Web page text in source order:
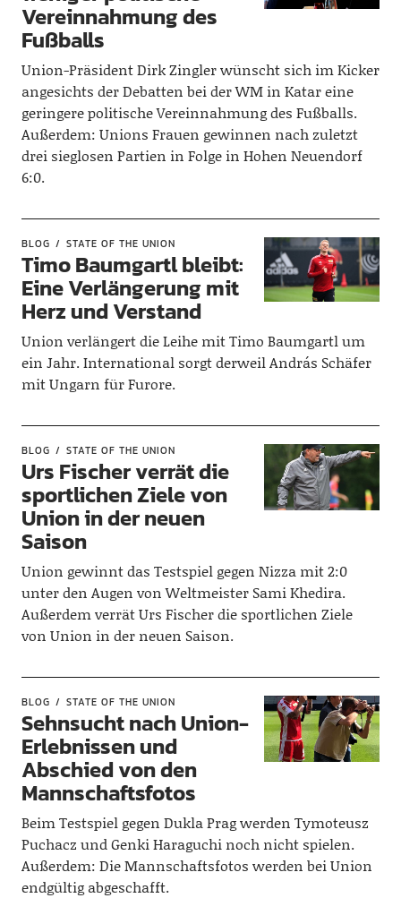
Vereinnahmung des
Fußballs
Union-Präsident Dirk Zingler wünscht sich im Kicker
angesichts der Debatten bei der WM in Katar eine
geringere politische Vereinnahmung des Fußballs.
Außerdem: Unions Frauen gewinnen nach zuletzt
drei sieglosen Partien in Folge in Hohen Neuendorf
6:0.
BLOG STATE OF THE UNION
Timo Baumgartl bleibt:
Eine Verlängerung mit
Herz und Verstand
Union verlängert die Leihe mit Timo Baumgartl um
ein Jahr. International sorgt derweil András Schäfer
mit Ungarn für Furore.
BLOG STATE OF THE UNION
Urs Fischer verrät die
sportlichen Ziele von
Union in der neuen
Saison
Union gewinnt das Testspiel gegen Nizza mit 2:0
unter den Augen von Weltmeister Sami Khedira.
Außerdem verrät Urs Fischer die sportlichen Ziele
von Union in der neuen Saison.
BLOG STATE OF THE UNION
Sehnsucht nach Union-
Erlebnissen und
Abschied von den
Mannschaftsfotos
Beim Testspiel gegen Dukla Prag werden Tymoteusz
Puchacz und Genki Haraguchi noch nicht spielen.
Außerdem: Die Mannschaftsfotos werden bei Union
endgültig abgeschafft.